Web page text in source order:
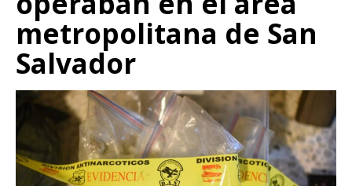
metropolitana de San
Salvador